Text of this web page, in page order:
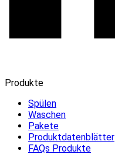
Produkte
Spülen
Waschen
Pakete
Produktdatenblätter
FAQs Produkte